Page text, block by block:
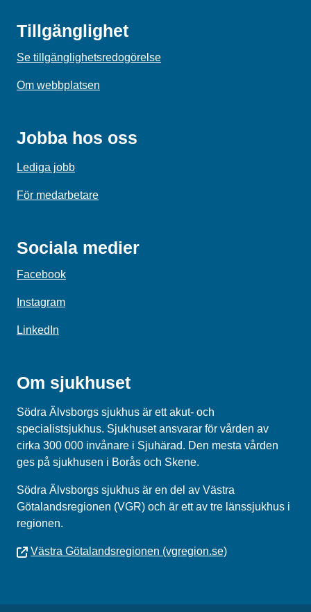
Tillgänglighet
Se tillgänglighetsredogörelse
Om webbplatsen
Jobba hos oss
Lediga jobb
För medarbetare
Sociala medier
Facebook
Instagram
LinkedIn
Om sjukhuset
Södra Älvsborgs sjukhus är ett akut- och
specialistsjukhus. Sjukhuset ansvarar för vården av
cirka 300 000 invånare i Sjuhärad. Den mesta vården
ges på sjukhusen i Borås och Skene.
Södra Älvsborgs sjukhus är en del av Västra
Götalandsregionen (VGR) och är ett av tre länssjukhus i
regionen.
Västra Götalandsregionen (vgregion.se)